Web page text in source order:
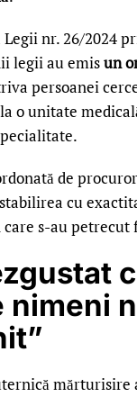
Legii nr. 26/2024
legii au emisun
persoanei
o unitate
de
cu
s-au petrecut
nimeni
mărturisire